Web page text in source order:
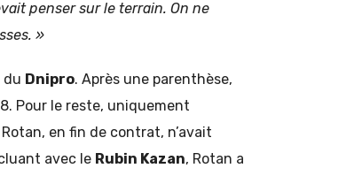
penser sur le terrain. On ne
»
du Dnipro. Après une parenthèse,
Pour le reste, uniquement
en fin de contrat, n’avait
avec le Rubin Kazan, Rotan a